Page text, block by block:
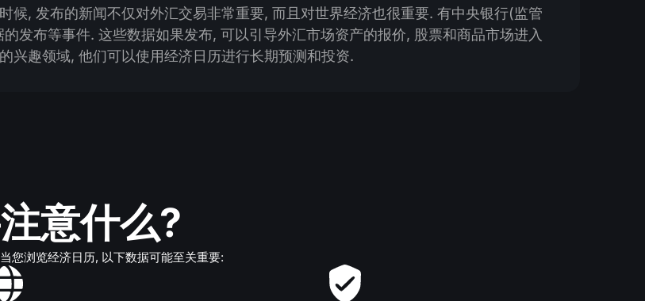
候, 发布的新闻不仅对外汇交易非常重要, 而且对世界经济也很重要. 有中央银行(监管
发布等事件. 这些数据如果发布, 可以引导外汇市场资产的报价, 股票和商品市场进入
兴趣领域, 他们可以使用经济日历进行长期预测和投资.
意什么?
当您浏览经济日历, 以下数据可能至关重要: